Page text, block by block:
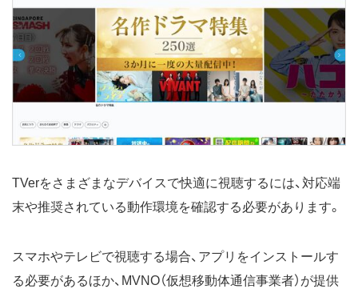
TVerをさまざまなデバイスで快適に視聴するには、対応端
末や推奨されている動作環境を確認する必要があります。
スマホやテレビで視聴する場合、アプリをインストールす
る必要があるほか、MVNO（仮想移動体通信事業者）が提供